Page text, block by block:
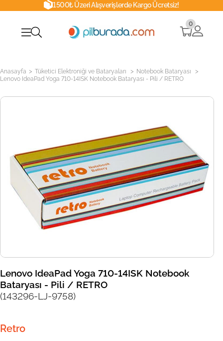
1500₺ Üzeri Alışverişlerde Kargo Ücretsiz!
0
Anasayfa > Tüketici Elektroniği ve Bataryaları > Notebook Bataryası >
Lenovo IdeaPad Yoga 710-14ISK Notebook Bataryası - Pili / RETRO
Lenovo IdeaPad Yoga 710-14ISK Notebook
Bataryası - Pili / RETRO
(143296-LJ-9758)
Retro